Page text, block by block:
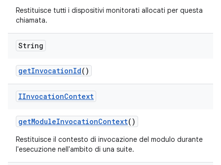
Restituisce tutti i dispositivi monitorati allocati per questa
chiamata.
String
getInvocationId()
IInvocationContext
getModuleInvocationContext()
Restituisce il contesto di invocazione del modulo durante
l'esecuzione nell'ambito di una suite.